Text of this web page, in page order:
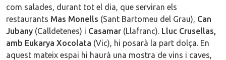
com salades, durant tot el dia, que serviran els
restaurants Mas Monells (Sant Bartomeu del Grau), Can
Jubany (Calldetenes) i Casamar (Llafranc). Lluc Crusellas,
amb Eukarya Xocolata (Vic), hi posarà la part dolça. En
aquest mateix espai hi haurà una mostra de vins i caves,